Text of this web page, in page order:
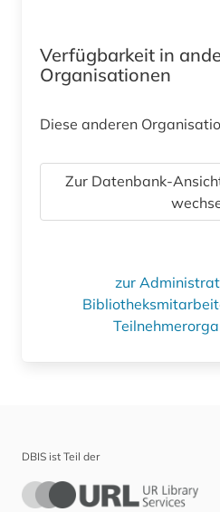
Verfügbarkeit in
Organisationen
Diese anderen
Zur Datenbank-
zur
DBIS ist Teil der